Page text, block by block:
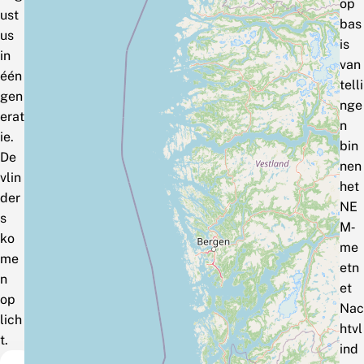
ust
us
in
één
gen
erat
ie.
De
vlin
der
s
ko
me
n
op
lich
t.
op
bas
is
van
telli
nge
n
bin
nen
het
NE
M‑
me
etn
et
Nac
htvl
ind